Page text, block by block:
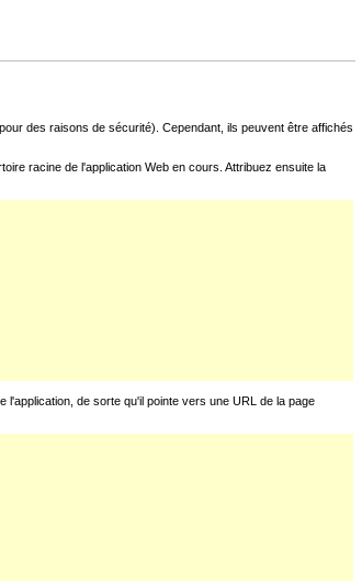
des raisons de sécurité). Cependant, ils peuvent être affichés
racine de l'application Web en cours. Attribuez ensuite la
de sorte qu'il pointe vers une URL de la page